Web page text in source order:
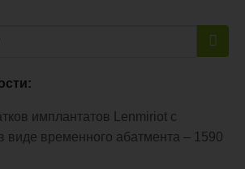
имплантатов Lenmiriot с
виде временного абатмента – 1590